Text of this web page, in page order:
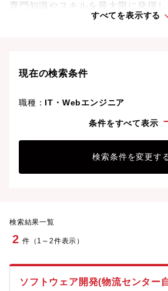
専門知識やスキルを最大限に発揮
ライフスタイルや価値観に合った
すべてを表示する
現在の検索条件
職種： IT・Webエンジニア
化粧品・美容・日用品商社
条件をすべて表示
検索条件を変更す
検索結果一覧
2 件（1～2件表示）
ソフトウェア開発(物流センター